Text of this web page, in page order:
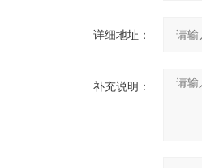
详细地址：
补充说明：